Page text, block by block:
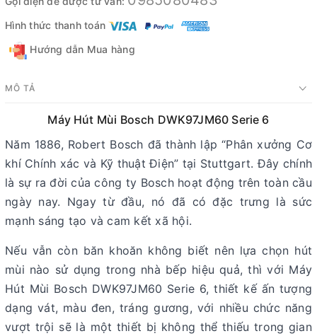
Hình thức thanh toán
Hướng dẫn Mua hàng
MÔ TẢ
Máy Hút Mùi Bosch DWK97JM60 Serie 6
Năm 1886, Robert Bosch đã thành lập “Phân xưởng Cơ
khí Chính xác và Kỹ thuật Điện” tại Stuttgart. Đây chính
là sự ra đời của công ty Bosch hoạt động trên toàn cầu
ngày nay. Ngay từ đầu, nó đã có đặc trưng là sức
mạnh sáng tạo và cam kết xã hội.
Nếu vẫn còn băn khoăn không biết nên lựa chọn hút
mùi nào sử dụng trong nhà bếp hiệu quả, thì với Máy
Hút Mùi Bosch DWK97JM60 Serie 6, thiết kế ấn tượng
dạng vát, màu đen, tráng gương, với nhiều chức năng
vượt trội sẽ là một thiết bị không thể thiếu trong gian